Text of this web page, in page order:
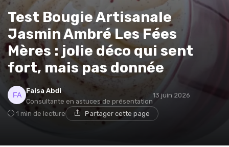
Test Bougie Artisanale
Jasmin Ambré Les Fées
Mères : jolie déco qui sent
fort, mais pas donnée
Faisa Abdi
Consultante en astuces de présentation
13 juin 2026
1 min de lecture Partager cette page